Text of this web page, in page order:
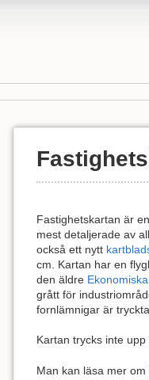
Fastighetskartan är
mest detaljerade av
också ett nytt
cm. Kartan har en
den äldre
grått för
fornlämnigar är
Kartan trycks inte
Man kan läsa mer om